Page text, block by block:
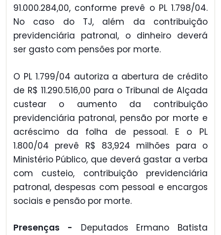
91.000.284,00, conforme prevê o PL 1.798/04.
No caso do TJ, além da contribuição
previdenciária patronal, o dinheiro deverá
ser gasto com pensões por morte.
O PL 1.799/04 autoriza a abertura de crédito
de R$ 11.290.516,00 para o Tribunal de Alçada
custear o aumento da contribuição
previdenciária patronal, pensão por morte e
acréscimo da folha de pessoal. E o PL
1.800/04 prevê R$ 83,924 milhões para o
Ministério Público, que deverá gastar a verba
com custeio, contribuição previdenciária
patronal, despesas com pessoal e encargos
sociais e pensão por morte.
Presenças - Deputados Ermano Batista